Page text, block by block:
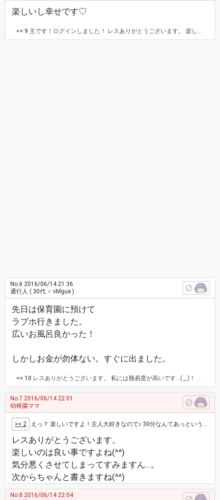
楽しいし幸せです♡
<< 9 主です！ログインしました！ レスありがとうございます。 楽しそうでなによりです(^^) これからも夫婦仲良くお過ごしください♪
No.6 2016/06/14 21:36
通行人 ( 30代 ♂ vMgue )
先日は保育園に預けて
ラブホ行きました。
広いお風呂良かった！
しかしお金が勿体ない。すぐに出ました。
<< 10 レスありがとうございます。 私には難易度が高いです…(._.)！ 確かに高いですね。。たまになら恋人気分を味わえるし私は良いなぁ〜っておもいます！
No.7 2016/06/14 22:01
幼稚園ママ
>> 2 えっ？ 楽しいですよ！主人大好きなので♪ 30分なんてあっという間。 タグのあって言うのが適当でなんか嫌。
レスありがとうございます。
楽しいのは良い事ですよね(^^)
気分悪くさせてしまってすみますん…。
次からちゃんと書きますね(^^)
No.8 2016/06/14 22:04